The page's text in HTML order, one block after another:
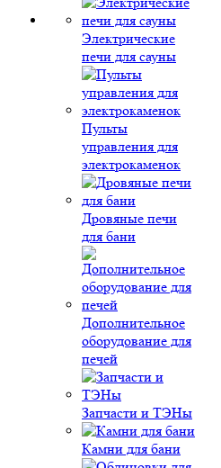
Электрические
печи для сауны
Пульты
управления для
электрокаменок
Дровяные печи
для бани
Дополнительное
оборудование для
печей
Запчасти и ТЭНы
Камни для бани